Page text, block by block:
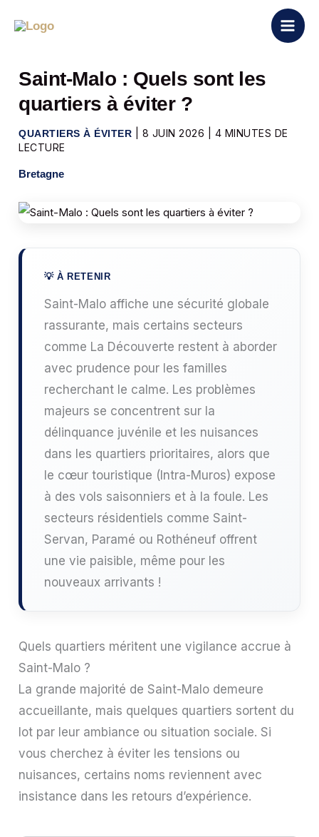
Saint-Malo : Quels sont les
quartiers à éviter ?
QUARTIERS À ÉVITER 8 JUIN 2026
4 MINUTES DE
LECTURE
Bretagne
Saint-Malo affiche une sécurité globale
rassurante, mais certains secteurs
comme La Découverte restent à aborder
avec prudence pour les familles
recherchant le calme. Les problèmes
majeurs se concentrent sur la
délinquance juvénile et les nuisances
dans les quartiers prioritaires, alors que
le cœur touristique (Intra-Muros) expose
à des vols saisonniers et à la foule. Les
secteurs résidentiels comme Saint-
Servan, Paramé ou Rothéneuf offrent
une vie paisible, même pour les
nouveaux arrivants !
Quels quartiers méritent une vigilance accrue à
Saint-Malo ?
La grande majorité de Saint-Malo demeure
accueillante, mais quelques quartiers sortent du
lot par leur ambiance ou situation sociale. Si
vous cherchez à éviter les tensions ou
nuisances, certains noms reviennent avec
insistance dans les retours d’expérience.